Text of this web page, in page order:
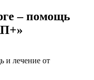
– помощь